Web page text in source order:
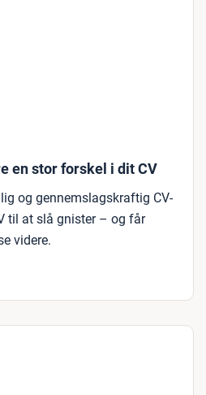
en stor forskel i dit CV
og gennemslagskraftig CV-
til at slå gnister – og får
videre.